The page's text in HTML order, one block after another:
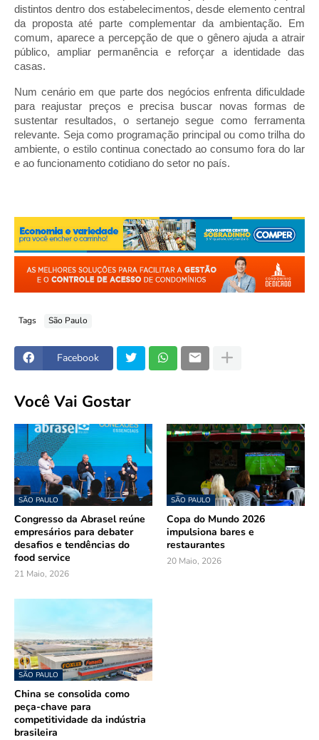
distintos dentro dos estabelecimentos, desde elemento central
da proposta até parte complementar da ambientação. Em
comum, aparece a percepção de que o gênero ajuda a atrair
público, ampliar permanência e reforçar a identidade das
casas.
Num cenário em que parte dos negócios enfrenta dificuldade
para reajustar preços e precisa buscar novas formas de
sustentar resultados, o sertanejo segue como ferramenta
relevante. Seja como programação principal ou como trilha do
ambiente, o estilo continua conectado ao consumo fora do lar
e ao funcionamento cotidiano do setor no país.
Tags São Paulo
Facebook
Você Vai Gostar
SÃO PAULO
Congresso da Abrasel reúne
empresários para debater
desafios e tendências do
food service
21 Maio, 2026
SÃO PAULO
Copa do Mundo 2026
impulsiona bares e
restaurantes
20 Maio, 2026
SÃO PAULO
China se consolida como
peça-chave para
competitividade da indústria
brasileira